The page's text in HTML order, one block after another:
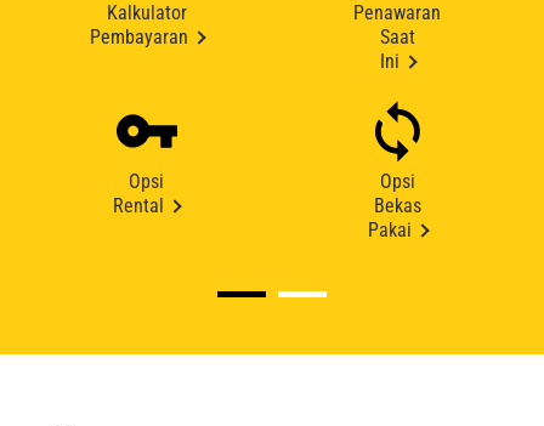
Kalkulator
Pembayaran
Penawaran
Saat
Ini
Opsi
Rental
Opsi
Bekas
Pakai